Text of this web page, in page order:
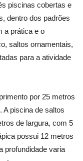
piscinas cobertas e
dentro dos padrões
a prática e o
saltos ornamentais,
para a atividade
por 25 metros
A piscina de saltos
de largura, com 5
possui 12 metros
profundidade varia